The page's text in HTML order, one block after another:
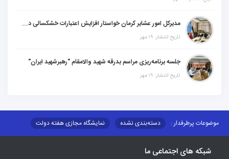
مدیرکل امور عشایر کرمان خواستار افزایش اعتبارات خشکسالی در سال جدید شد
تاریخ انتشار: ۱۹ مهر
جلسه برنامه‌ریزی مراسم بدرقه شهید والامقام "رهبرشهید ایران"
تاریخ انتشار: ۱۹ مهر
پرطرفدار : دسته‌بندی نشده
نمایشگاه مجازی هفته دولت
و مناقصات
محتوای کانون توسعههای اجتماعی ما